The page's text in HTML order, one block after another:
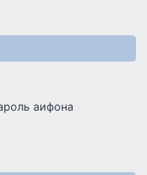
аифона